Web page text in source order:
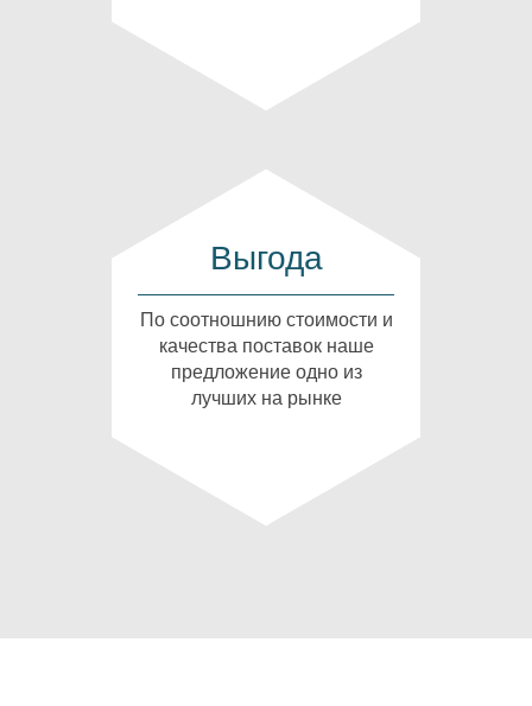
Выгода
По соотношнию стоимости и
качества поставок наше
предложение одно из
лучших на рынке